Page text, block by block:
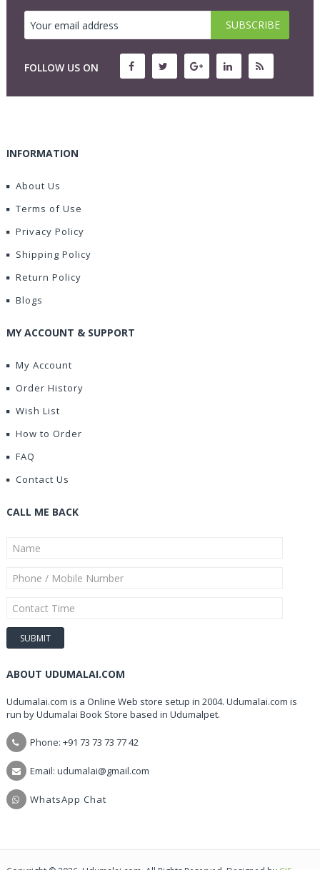
FOLLOW US ON
INFORMATION
About Us
Terms of Use
Privacy Policy
Shipping Policy
Return Policy
Blogs
MY ACCOUNT & SUPPORT
My Account
Order History
Wish List
How to Order
FAQ
Contact Us
CALL ME BACK
ABOUT UDUMALAI.COM
Udumalai.com is a Online Web store setup in 2004. Udumalai.com is
run by Udumalai Book Store based in Udumalpet.
Phone: +91 73 73 73 77 42
Email: udumalai@gmail.com
WhatsApp Chat